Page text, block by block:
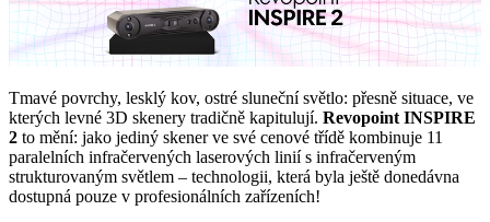
Tmavé povrchy, lesklý kov, ostré sluneční světlo: přesně situace, ve
kterých levné 3D skenery tradičně kapitulují. Revopoint INSPIRE
2 to mění: jako jediný skener ve své cenové třídě kombinuje 11
paralelních infračervených laserových linií s infračerveným
strukturovaným světlem – technologii, která byla ještě donedávna
dostupná pouze v profesionálních zařízeních!